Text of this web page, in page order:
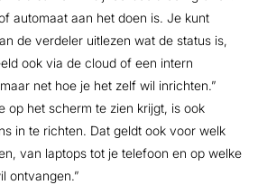
automaat aan het doen is. Je kunt
de verdeler uitlezen wat de status is,
ook via de cloud of een intern
net hoe je het zelf wil inrichten.”
op het scherm te zien krijgt, is ook
in te richten. Dat geldt ook voor welk
van laptops tot je telefoon en op welke
ontvangen.”